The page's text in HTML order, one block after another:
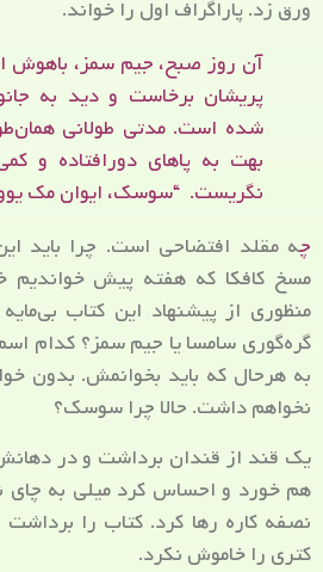
ورق زد. پاراگراف اول را خواند.
آن روز صبح، جیم سمز، باهوش
پریشان برخاست و دید به
شده است. مدتی طولانی
بهت به پاهای دور‌افتاده و
نگریست. “سوسک، ایوان مک
چه مقلد افتضاحی است. چرا باید
مسخ کافکا که هفته پیش خواندیم
منظوری از پیشنهاد این کتاب
گره‌گوری سامسا یا جیم سمز؟ کدام
به هرحال که باید بخوانمش. بدون
نخواهم داشت. حالا چرا سوسک؟
یک قند از قندان برداشت و در
هم خورد و احساس کرد میلی به چای
نصفه کاره رها کرد. کتاب را
کتری را خاموش نکرد.